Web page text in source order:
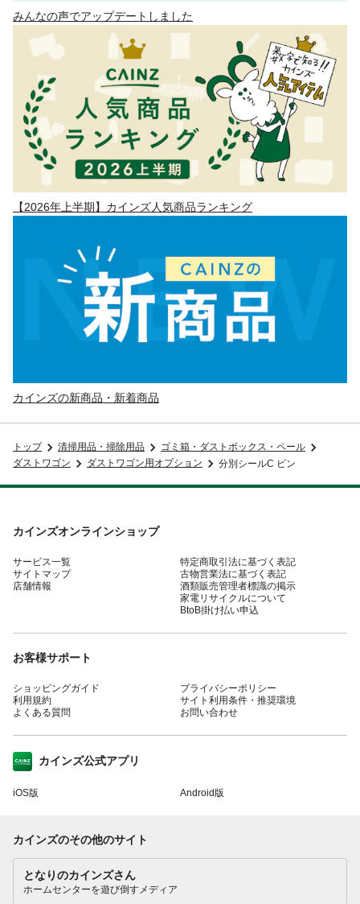
みんなの声でアップデートしました
【2026年上半期】カインズ人気商品ランキング
カインズの新商品・新着商品
トップ 清掃用品・掃除用品
ゴミ箱・ダストボックス・ペール
ダストワゴン
ダストワゴン用オプション 分別シールC ビン
カインズオンラインショップ
サービス一覧
サイトマップ
店舗情報
特定商取引法に基づく表記
古物営業法に基づく表記
酒類販売管理者標識の掲示
家電リサイクルについて
BtoB掛け払い申込
お客様サポート
ショッピングガイド
利用規約
よくある質問
プライバシーポリシー
サイト利用条件・推奨環境
お問い合わせ
カインズ公式アプリ
iOS版 Android版
カインズのその他のサイト
となりのカインズさん
ホームセンターを遊び倒すメディア